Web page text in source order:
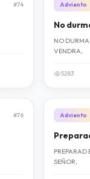
#74 Adviento
No
NO
VENDRA,
5283
#76 Adviento
SEÑOR,